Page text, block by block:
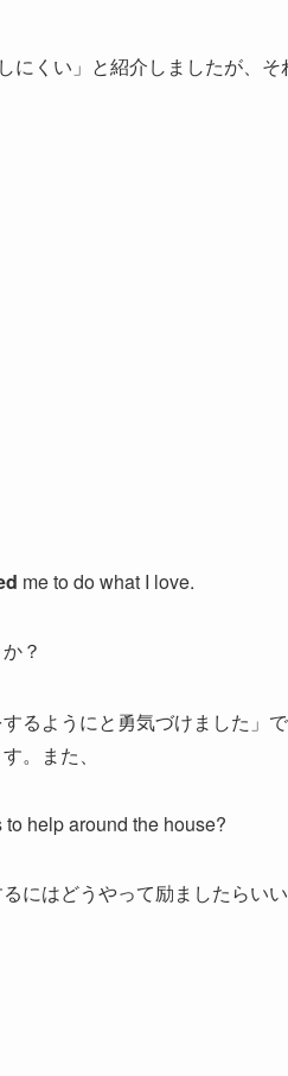
にくい」と紹介しましたが、
me to do what I love.
？
るようにと勇気づけました」
。また、
to help around the house?
にはどうやって励ましたらい